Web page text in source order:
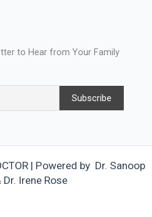
to Hear from Your Family
| Powered by Dr. Sanoop
Dr. Irene Rose